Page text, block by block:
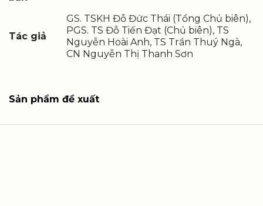
Tác giả
GS. TSKH Đỗ Đức Thái (Tổng Chủ biên),
PGS. TS Đỗ Tiến Đạt (Chủ biên), TS
Nguyễn Hoài Anh, TS Trần Thuý Ngà,
CN Nguyễn Thị Thanh Sơn
Sản phẩm đề xuất